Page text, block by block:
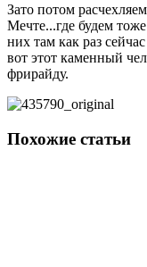
Зато потом расчехляем
Мечте...где будем
них там как раз
вот этот каменный
фрирайду.
Похожие статьи